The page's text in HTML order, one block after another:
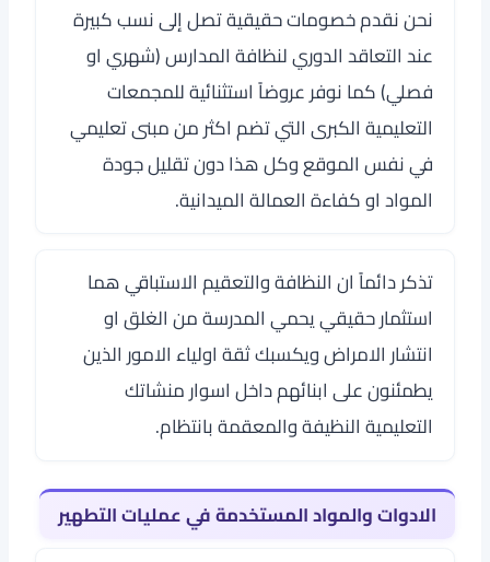
نحن نقدم خصومات حقيقية تصل إلى نسب كبيرة
عند التعاقد الدوري لنظافة المدارس (شهري او
فصلي) كما نوفر عروضاً استثنائية للمجمعات
التعليمية الكبرى التي تضم اكثر من مبنى تعليمي
في نفس الموقع وكل هذا دون تقليل جودة
المواد او كفاءة العمالة الميدانية.
تذكر دائماً ان النظافة والتعقيم الاستباقي هما
استثمار حقيقي يحمي المدرسة من الغلق او
انتشار الامراض ويكسبك ثقة اولياء الامور الذين
يطمئنون على ابنائهم داخل اسوار منشاتك
التعليمية النظيفة والمعقمة بانتظام.
الادوات والمواد المستخدمة في عمليات التطهير